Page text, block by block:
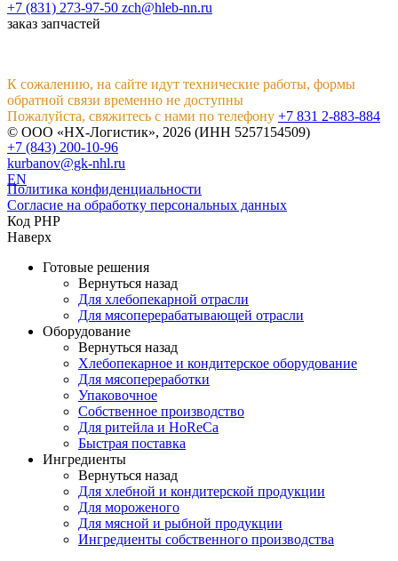
+7 (831) 273-97-50 zch@hleb-nn.ru
заказ запчастей
К сожалению, на сайте идут технические работы, формы
обратной связи временно не доступны
Пожалуйста, свяжитесь с нами по телефону +7 831 2-883-884
© ООО «НХ-Логистик», 2026 (ИНН 5257154509)
+7 (843) 200-10-96
kurbanov@gk-nhl.ru
EN
Политика конфиденциальности
Согласие на обработку персональных данных
Код PHP
Наверх
Готовые решения
Вернуться назад
Для хлебопекарной отрасли
Для мясоперерабатывающей отрасли
Оборудование
Вернуться назад
Хлебопекарное и кондитерское оборудование
Для мясопереработки
Упаковочное
Собственное производство
Для ритейла и HoReCa
Быстрая поставка
Ингредиенты
Вернуться назад
Для хлебной и кондитерской продукции
Для мороженого
Для мясной и рыбной продукции
Ингредиенты собственного производства